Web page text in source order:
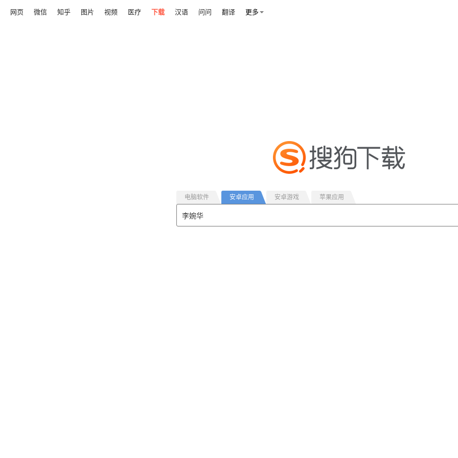
网页 微信 知乎 图片 视频 医疗 下载 汉语 问问 翻译 更多
电脑软件 安卓应用 安卓游戏 苹果应用